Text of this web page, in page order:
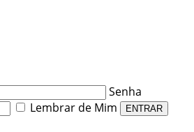
Senha
Lembrar de Mim